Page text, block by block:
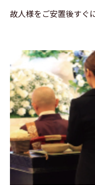
故人様をご安置後すぐ